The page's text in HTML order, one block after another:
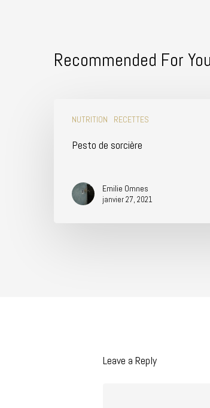
Recommended For You
NUTRITION RECETTES
Pesto de sorcière
Emilie Omnes
janvier 27, 2021
Leave a Reply